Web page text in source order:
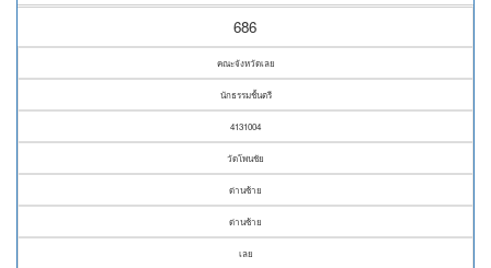
686
คณะจังหวัดเลย
นักธรรมชั้นตรี
4131004
วัดโพนชัย
ด่านซ้าย
ด่านซ้าย
เลย